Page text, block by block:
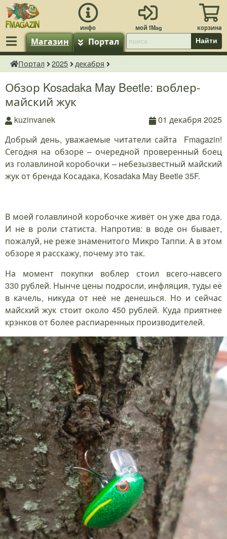
Магазин Портал Найти
fMagazin.ru
Портал 2025 декабря
Обзор Kosadaka May Beetle: воблер-
майский жук
kuzinvanek
01 декабря 2025
Добрый день, уважаемые читатели сайта Fmagazin!
Сегодня на обзоре – очередной проверенный боец
из голавлиной коробочки – небезызвестный майский
жук от бренда Косадака, Kosadaka May Beetle 35F.
В моей голавлиной коробочке живёт он уже два года.
И не в роли статиста. Напротив: в воде он бывает,
пожалуй, не реже знаменитого Микро Таппи. А в этом
обзоре я расскажу, почему это так.
На момент покупки воблер стоил всего-навсего
330 рублей. Нынче цены подросли, инфляция, туды её
в качель, никуда от неё не денешься. Но и сейчас
майский жук стоит около 450 рублей. Куда приятнее
крэнков от более распиаренных производителей.